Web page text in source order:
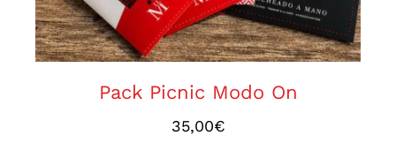
Pack Picnic Modo On
35,00€